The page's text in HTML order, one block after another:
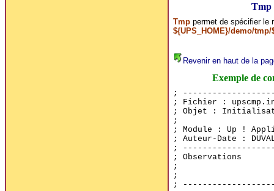
Tmp
Tmppermet de spécifier le
${UPS_HOME}/demo/tmp/
Revenir en haut de la
Exemple de
;
; Fichier :
; Objet :
;
; Module : Up !
; Auteur-Date :
;
; Observations
;
;
;